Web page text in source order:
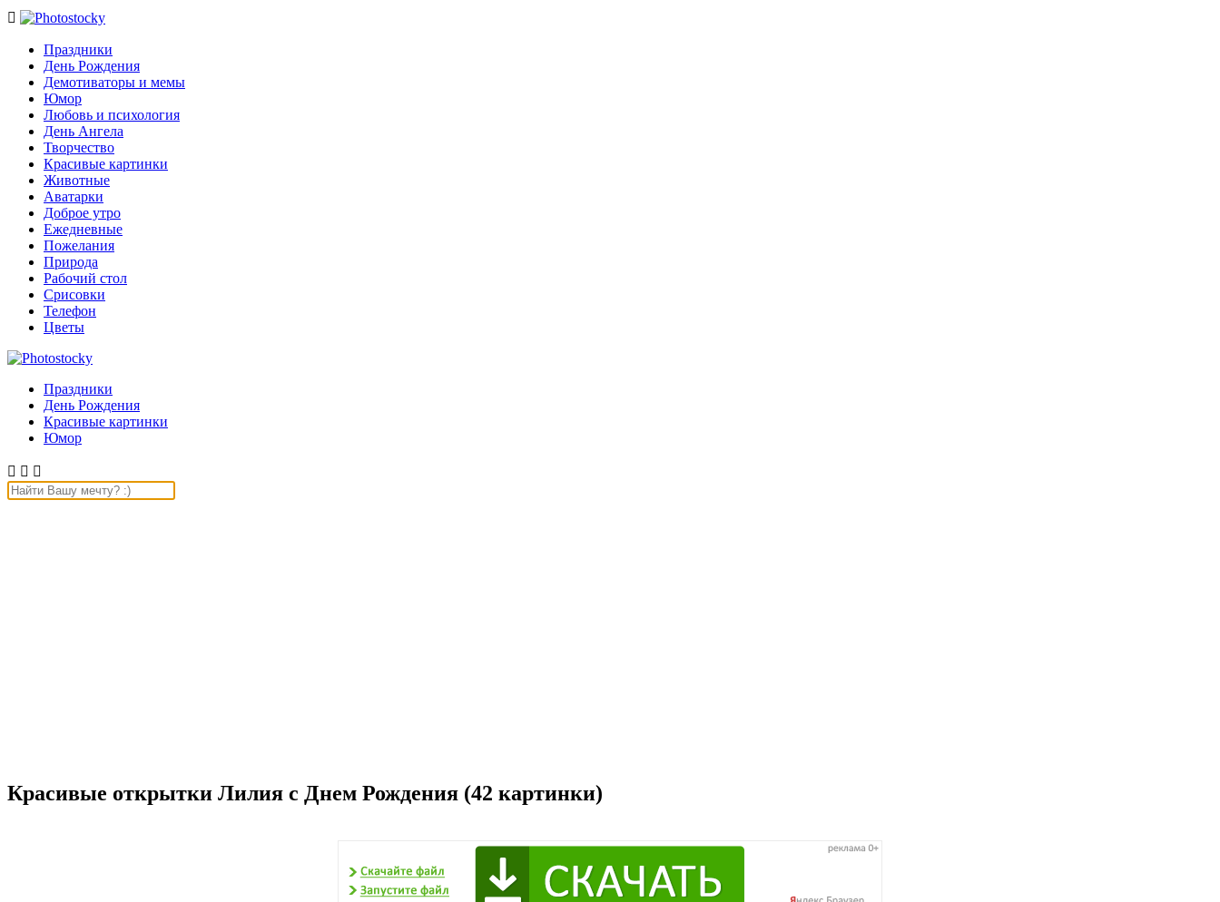

Праздники
День Рождения
Демотиваторы и мемы
Юмор
Любовь и психология
День Ангела
Творчество
Красивые картинки
Животные
Аватарки
Доброе утро
Ежедневные
Пожелания
Природа
Рабочий стол
Срисовки
Телефон
Цветы
Праздники
День Рождения
Красивые картинки
Юмор
  
Красивые открытки Лилия с Днем Рождения (42 картинки)